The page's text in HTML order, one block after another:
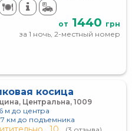
от 1440 грн
за 1 ночь, 2-местный номер
косица
Центральна, 1009
м до центра
км до подъемника